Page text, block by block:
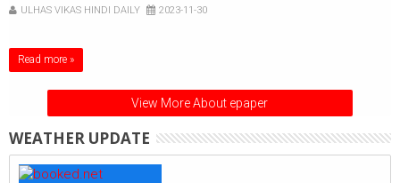
ULHAS VIKAS HINDI DAILY 2023-11-30
Read more »
View More About epaper
WEATHER UPDATE